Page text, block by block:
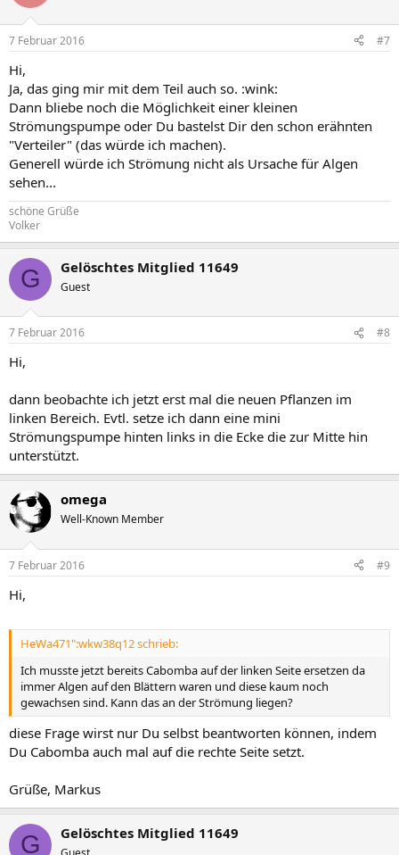
7 Februar 2016 #7
Hi,
Ja, das ging mir mit dem Teil auch so. :wink:
Dann bliebe noch die Möglichkeit einer kleinen
Strömungspumpe oder Du bastelst Dir den schon erähnten
"Verteiler" (das würde ich machen).
Generell würde ich Strömung nicht als Ursache für Algen
sehen...
schöne Grüße
Volker
G Gelöschtes Mitglied 11649
Guest
7 Februar 2016 #8
Hi,
dann beobachte ich jetzt erst mal die neuen Pflanzen im
linken Bereich. Evtl. setze ich dann eine mini
Strömungspumpe hinten links in die Ecke die zur Mitte hin
unterstützt.
omega
Well-Known Member
7 Februar 2016 #9
Hi,
HeWa471":wkw38q12 schrieb:
Ich musste jetzt bereits Cabomba auf der linken Seite ersetzen da
immer Algen auf den Blättern waren und diese kaum noch
gewachsen sind. Kann das an der Strömung liegen?
diese Frage wirst nur Du selbst beantworten können, indem
Du Cabomba auch mal auf die rechte Seite setzt.
Grüße, Markus
G Gelöschtes Mitglied 11649